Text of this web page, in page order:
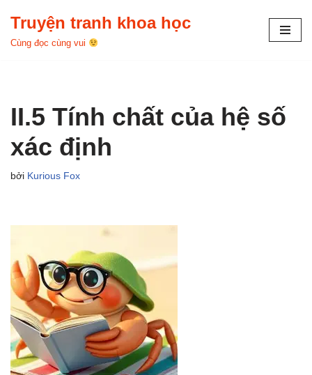
Chuyển
Truyện tranh khoa học
Cùng đọc cùng vui
II.5 Tính chất của hệ số
xác định
bởi Kurious Fox